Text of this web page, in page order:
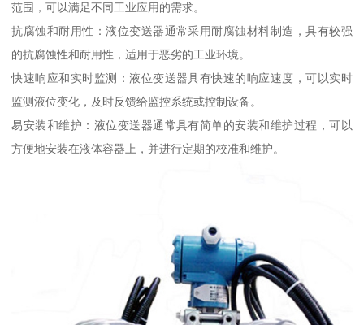
范围，可以满足不同工业应用的需求。
抗腐蚀和耐用性：液位变送器通常采用耐腐蚀材料制造，具有较强
的抗腐蚀性和耐用性，适用于恶劣的工业环境。
快速响应和实时监测：液位变送器具有快速的响应速度，可以实时
监测液位变化，及时反馈给监控系统或控制设备。
易安装和维护：液位变送器通常具有简单的安装和维护过程，可以
方便地安装在液体容器上，并进行定期的校准和维护。